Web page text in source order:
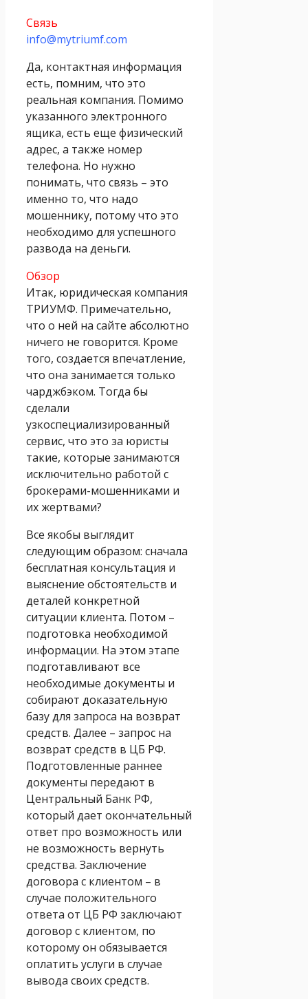
Связь
info@mytriumf.com
Да, контактная информация
есть, помним, что это
реальная компания. Помимо
указанного электронного
ящика, есть еще физический
адрес, а также номер
телефона. Но нужно
понимать, что связь – это
именно то, что надо
мошеннику, потому что это
необходимо для успешного
развода на деньги.
Обзор
Итак, юридическая компания
ТРИУМФ. Примечательно,
что о ней на сайте абсолютно
ничего не говорится. Кроме
того, создается впечатление,
что она занимается только
чарджбэком. Тогда бы
сделали
узкоспециализированный
сервис, что это за юристы
такие, которые занимаются
исключительно работой с
брокерами-мошенниками и
их жертвами?
Все якобы выглядит
следующим образом: сначала
бесплатная консультация и
выяснение обстоятельств и
деталей конкретной
ситуации клиента. Потом –
подготовка необходимой
информации. На этом этапе
подготавливают все
необходимые документы и
собирают доказательную
базу для запроса на возврат
средств. Далее – запрос на
возврат средств в ЦБ РФ.
Подготовленные раннее
документы передают в
Центральный Банк РФ,
который дает окончательный
ответ про возможность или
не возможность вернуть
средства. Заключение
договора с клиентом – в
случае положительного
ответа от ЦБ РФ заключают
договор с клиентом, по
которому он обязывается
оплатить услуги в случае
вывода своих средств.